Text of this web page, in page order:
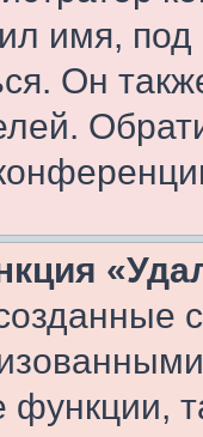
имя,
Он
функции,